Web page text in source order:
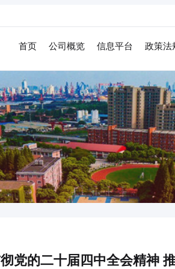
首页 公司概览 信息平台 政策法
党的二十届四中全会精神